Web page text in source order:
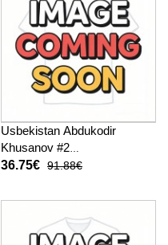
Usbekistan Abdukodir
Khusanov #2
Fußballbekleidung
2026 Kurzarm (+ kurze
36.75€ 91.88€